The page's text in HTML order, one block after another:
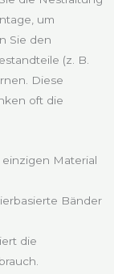
um
Sie den
(z. B.
Diese
oft die
Material
Bänder
die